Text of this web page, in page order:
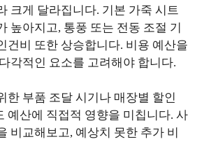
크게 달라집니다. 기본 가죽 시트
높아지고, 통풍 또는 전동 조절 기
건비 또한 상승합니다. 비용 예산을
각적인 요소를 고려해야 합니다.
한 부품 조달 시기나 매장별 할인
예산에 직접적 영향을 미칩니다. 사
비교해보고, 예상치 못한 추가 비